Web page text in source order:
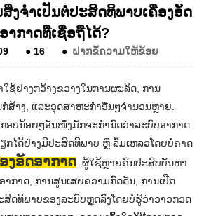
ງຈຳເປັນຕໍ່ປະສິດທິພາບເຄື່ອງອັດ
ອາກາດທີ່ເຊື່ອຖືໄດ້?
● 16 ● ຝາກຂໍ້ຄວາມໃຫ້ຂ້ອຍ
ໃຊ້ຢ່າງກວ້າງຂວາງໃນການຜະລິດ, ການ
ສ້າງ, ແລະອຸດສາຫະກໍາອື່ນໆຈໍານວນຫຼາຍ.
ອບນ້ອຍໆອັນໜຶ່ງມັກຈະກຳນົດວ່າລະບົບອາກາດ
ໄດ້ຢ່າງມີປະສິດທິພາບ ຫຼື ລົ້ມເຫລວໂດຍບໍ່ຄາດ
ງອັດອາກາດ. ຜູ້ໃຊ້ຫຼາຍຄົນປະສົບບັນຫາ
າກາດ, ການສູນເສຍຄວາມກົດດັນ, ການເປີດ
ສິດທິພາບຂອງລະບົບຫຼຸດລົງໂດຍບໍ່ຮູ້ວ່າວາວກວດ